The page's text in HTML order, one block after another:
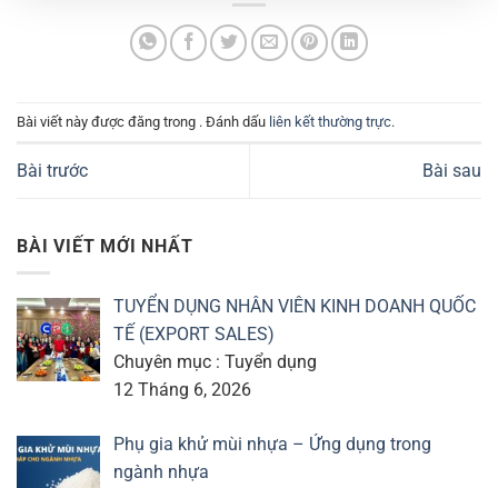
Bài viết này được đăng trong . Đánh dấu liên kết thường trực.
Bài trước Bài sau
BÀI VIẾT MỚI NHẤT
TUYỂN DỤNG NHÂN VIÊN KINH DOANH QUỐC
TẾ (EXPORT SALES)
Chuyên mục : Tuyển dụng
12 Tháng 6, 2026
Phụ gia khử mùi nhựa – Ứng dụng trong
ngành nhựa